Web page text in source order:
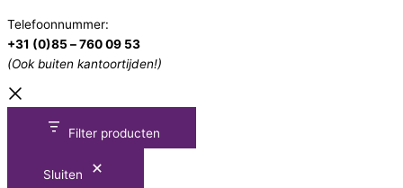
Telefoonnummer:
+31 (0)85 – 760 09 53
(Ook buiten kantoortijden!)
Filter producten
Sluiten